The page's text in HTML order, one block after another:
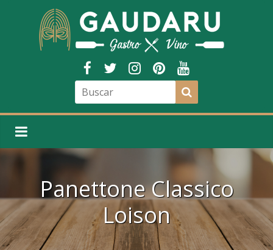
Panettone Classico
Loison